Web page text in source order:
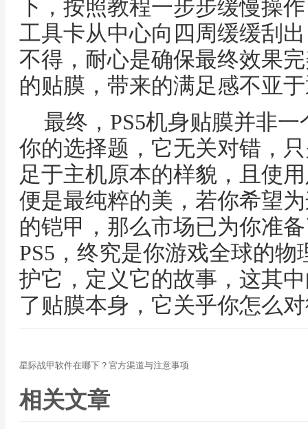
下，按照教程一步步缓慢操
工具卡从中心向四周缓缓刮
不得，耐心是确保最终效果
的贴膜，带来的满足感不亚
最终，PS5机身贴膜并非
你的选择题，它无关对错，
足于主机原本的样貌，且使
便是最纯粹的美，若你希望
的铠甲，那么市场已为你准
PS5，终究是你游戏全球的
护它，定义它的故事，这其
了贴膜本身，它关乎你怎么
星际战甲软件在哪下？官方渠道与注意事项
相关文章